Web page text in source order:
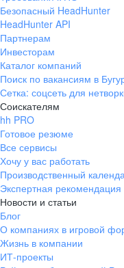
Безопасный HeadHunter
HeadHunter API
Партнерам
Инвесторам
Каталог компаний
Поиск по вакансиям в
Сетка: соцсеть для
Соискателям
hh PRO
Готовое резюме
Все сервисы
Хочу у вас работать
Производственный
Экспертная рекомендация
Новости и статьи
Блог
О компаниях в игровой
Жизнь в компании
ИТ-проекты